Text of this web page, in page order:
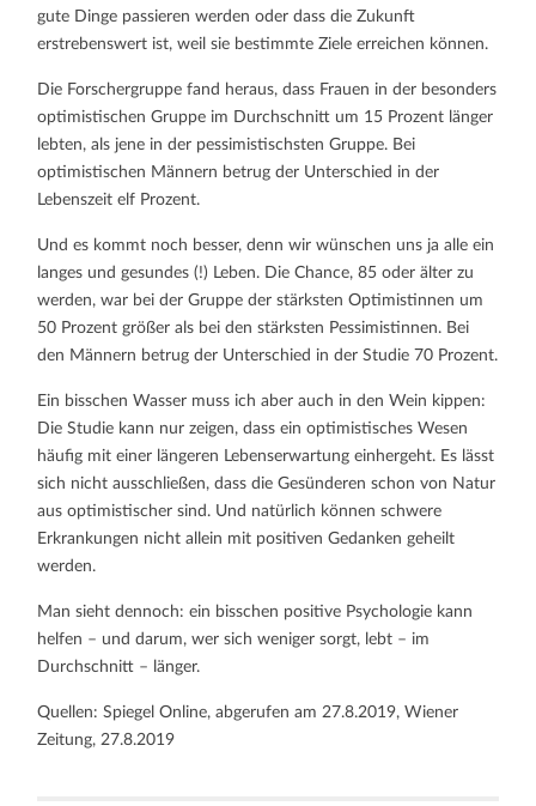
gute Dinge passieren werden oder dass die Zukunft
erstrebenswert ist, weil sie bestimmte Ziele erreichen können.
Die Forschergruppe fand heraus, dass Frauen in der besonders
optimistischen Gruppe im Durchschnitt um 15 Prozent länger
lebten, als jene in der pessimistischsten Gruppe. Bei
optimistischen Männern betrug der Unterschied in der
Lebenszeit elf Prozent.
Und es kommt noch besser, denn wir wünschen uns ja alle ein
langes und gesundes (!) Leben. Die Chance, 85 oder älter zu
werden, war bei der Gruppe der stärksten Optimistinnen um
50 Prozent größer als bei den stärksten Pessimistinnen. Bei
den Männern betrug der Unterschied in der Studie 70 Prozent.
Ein bisschen Wasser muss ich aber auch in den Wein kippen:
Die Studie kann nur zeigen, dass ein optimistisches Wesen
häufig mit einer längeren Lebenserwartung einhergeht. Es lässt
sich nicht ausschließen, dass die Gesünderen schon von Natur
aus optimistischer sind. Und natürlich können schwere
Erkrankungen nicht allein mit positiven Gedanken geheilt
werden.
Man sieht dennoch: ein bisschen positive Psychologie kann
helfen – und darum, wer sich weniger sorgt, lebt – im
Durchschnitt – länger.
Quellen: Spiegel Online, abgerufen am 27.8.2019, Wiener
Zeitung, 27.8.2019